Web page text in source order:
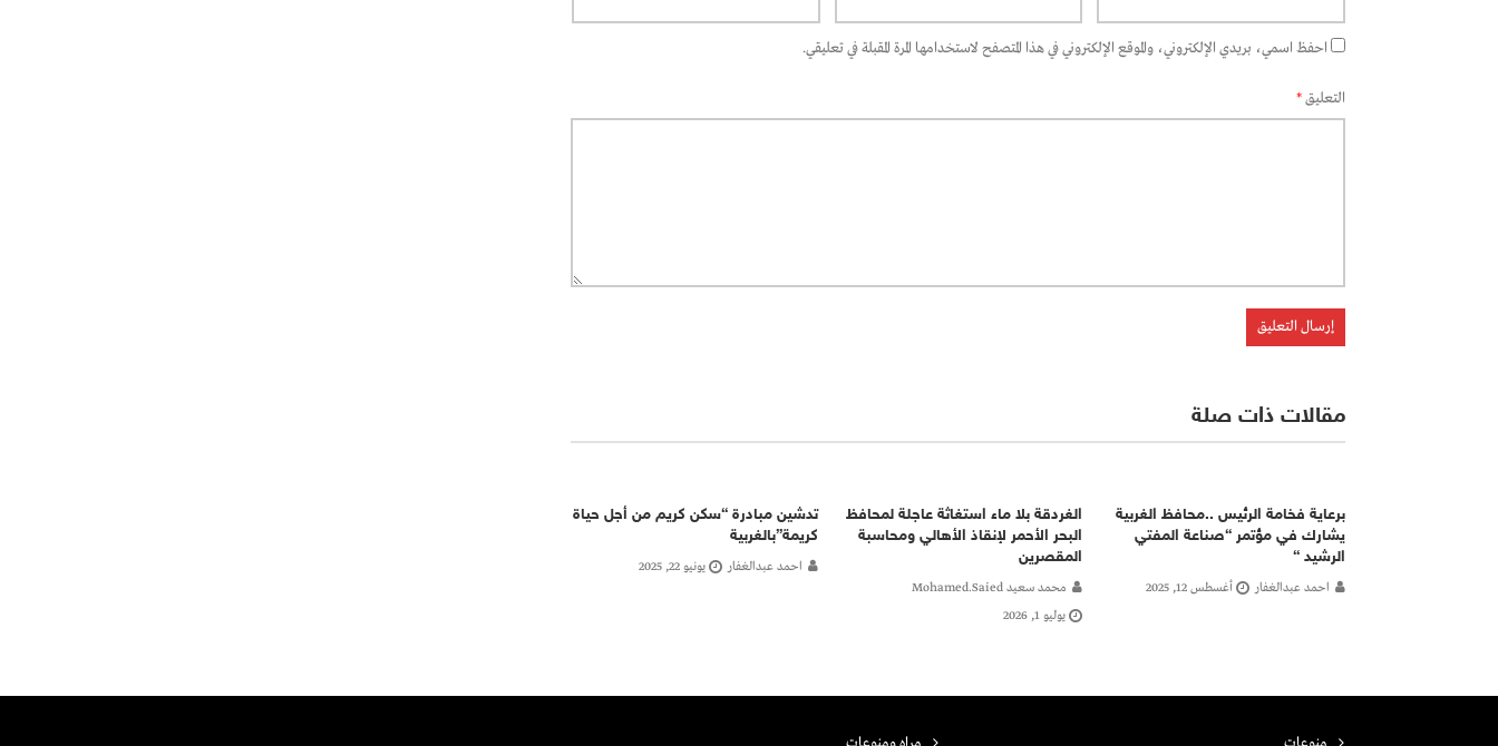
احفظ اسمي، بريدي الإلكتروني، والموقع الإلكتروني في هذا المتصفح لاستخدامها المرة المقبلة في تعليقي.
التعليق*
مقالات ذات صلة
برعاية فخامة الرئيس ..محافظ الغربية
يشارك في مؤتمر “صناعة المفتي
الرشيد “
احمد عبدالغفار أغسطس 12, 2025
الغردقة بلا ماء استغاثة عاجلة لمحافظ
البحر الأحمر لإنقاذ الأهالي ومحاسبة
المقصرين
محمد سعيد Mohamed.saied
يوليو 1, 2026
تدشين مبادرة “سكن كريم من أجل حياة
كريمة”بالغربية
احمد عبدالغفار يونيو 22, 2025